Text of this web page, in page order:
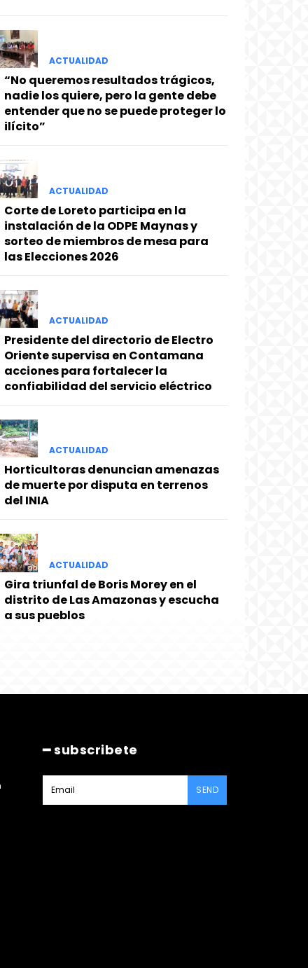
ACTUALIDAD
“No queremos resultados trágicos,
nadie los quiere, pero la gente debe
entender que no se puede proteger lo
ilícito”
ACTUALIDAD
Corte de Loreto participa en la
instalación de la ODPE Maynas y
sorteo de miembros de mesa para
las Elecciones 2026
ACTUALIDAD
Presidente del directorio de Electro
Oriente supervisa en Contamana
acciones para fortalecer la
confiabilidad del servicio eléctrico
ACTUALIDAD
Horticultoras denuncian amenazas
de muerte por disputa en terrenos
del INIA
ACTUALIDAD
Gira triunfal de Boris Morey en el
distrito de Las Amazonas y escucha
a sus pueblos
━ subscribete
SEND